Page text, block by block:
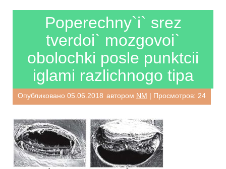
Poperechny`i` srez
tverdoi` mozgovoi`
obolochki posle punktcii
iglami razlichnogo tipa
Опубликовано 05.06.2018 автором NM | Просмотров: 24